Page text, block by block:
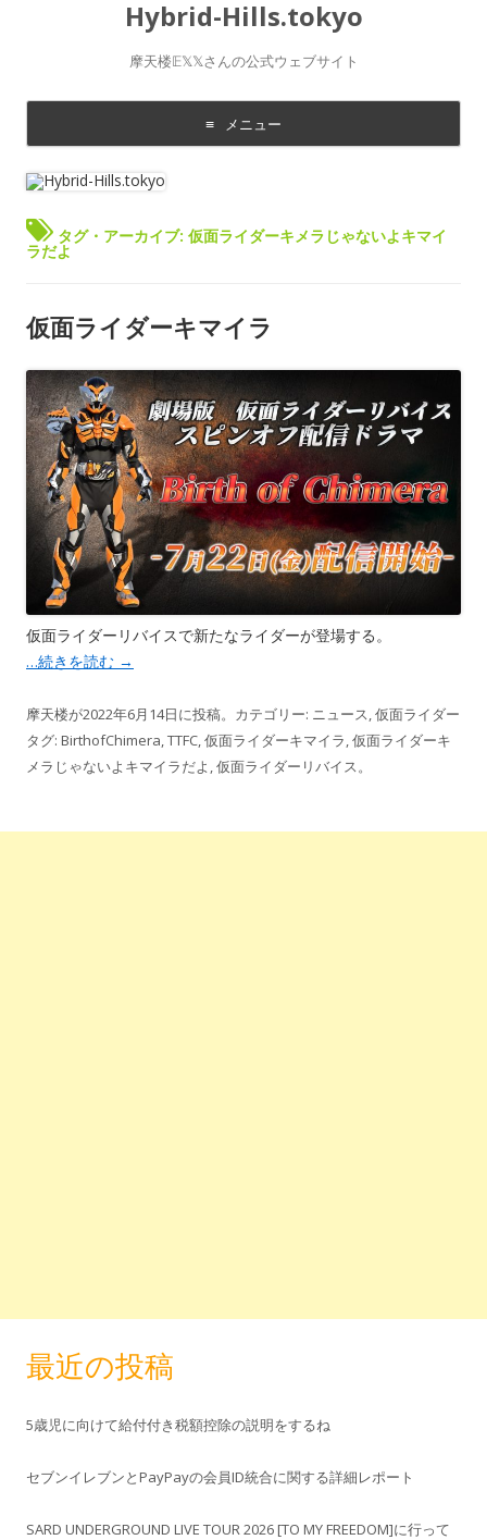
Hybrid-Hills.tokyo
摩天楼𝔼𝕏𝕏さんの公式ウェブサイト
メニュー
コ
ン
テ
ツ
に
移
動
タグ・アーカイブ: 仮面ライダーキメラじゃないよキマイ
ラだよ
仮面ライダーキマイラ
仮面ライダーリバイスで新たなライダーが登場する。
…続きを読む →
摩天楼が2022年6月14日に投稿。カテゴリー: ニュース,仮面ライダー
タグ: BirthofChimera,TTFC,仮面ライダーキマイラ,仮面ライダーキ
メラじゃないよキマイラだよ ,仮面ライダーリバイス。
最近の投稿
5歳児に向けて給付付き税額控除の説明をするね
セブンイレブンとPayPayの会員ID統合に関する詳細レポート
SARD UNDERGROUND LIVE TOUR 2026 [TO MY FREEDOM]に行って